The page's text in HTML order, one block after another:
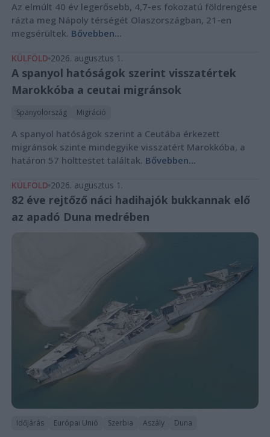
Az elmúlt 40 év legerősebb, 4,7-es fokozatú földrengése
rázta meg Nápoly térségét Olaszországban, 21-en
megsérültek. Bővebben...
KÜLFÖLD 2026. augusztus 1.
A spanyol hatóságok szerint visszatértek
Marokkóba a ceutai migránsok
Spanyolország Migráció
A spanyol hatóságok szerint a Ceutába érkezett
migránsok szinte mindegyike visszatért Marokkóba, a
határon 57 holttestet találtak. Bővebben...
KÜLFÖLD 2026. augusztus 1.
82 éve rejtőző náci hadihajók bukkannak elő
az apadó Duna medrében
Időjárás Európai Unió Szerbia Aszály Duna